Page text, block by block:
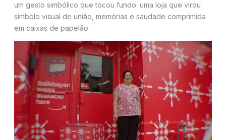
um gesto simbólico que tocou fundo: uma loja que virou
símbolo visual de união, memórias e saudade comprimida
em caixas de papelão.